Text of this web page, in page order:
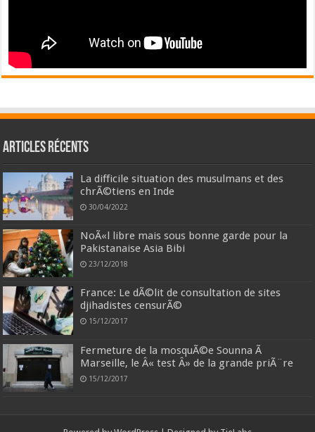
Articles récents
La difficile situation des musulmans et des
chrÃ©tiens en Inde
30/04/2022
NoÃ«l libre mais sous bonne garde pour la
Pakistanaise Asia Bibi
23/12/2018
France: Le dÃ©lit de consultation de sites
djihadistes censurÃ©
15/12/2017
Fermeture de la mosquÃ©e Sounna Ã
Marseille, le Â« test Â» de la grande priÃ¨re
15/12/2017